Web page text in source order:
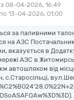
з 08-04-2026, 16:49
по 13-04-2026, 01:00
за паливними
на АЗС
вказується в
АЗС в
автошляхом від